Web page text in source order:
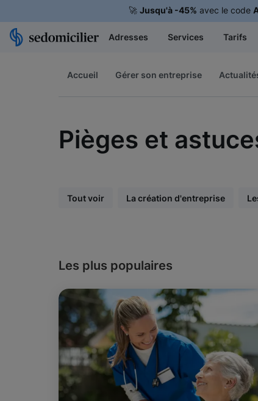
🚀 Jusqu'à -45% avec le code
Adresses Services Tarifs
Accueil Gérer son entreprise
Pièges et
Tout voir La création d'entreprise
Les plus populaires